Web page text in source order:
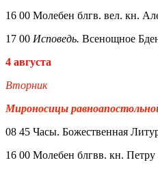
16 00 Молебен блгв. вел. кн.
17 00 Исповедь. Всенощное
4 августа
Вторник
Мироносицы
08 45 Часы. Божественная
16 00 Молебен блгвв. кн.